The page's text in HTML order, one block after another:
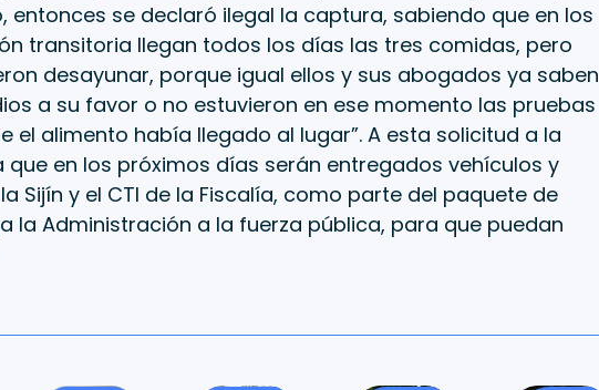
entonces se declaró ilegal la captura, sabiendo que en los
transitoria llegan todos los días las tres comidas, pero
desayunar, porque igual ellos y sus abogados ya saben
a su favor o no estuvieron en ese momento las pruebas
el alimento había llegado al lugar”. A esta solicitud a la
en los próximos días serán entregados vehículos y
Sijín y el CTI de la Fiscalía, como parte del paquete de
la Administración a la fuerza pública, para que puedan